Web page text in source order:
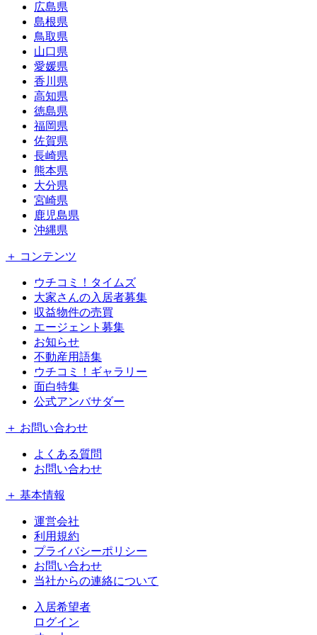
広島県
島根県
鳥取県
山口県
愛媛県
香川県
高知県
徳島県
福岡県
佐賀県
長崎県
熊本県
大分県
宮崎県
鹿児島県
沖縄県
＋ コンテンツ
ウチコミ！タイムズ
大家さんの入居者募集
収益物件の売買
エージェント募集
お知らせ
不動産用語集
ウチコミ！ギャラリー
面白特集
公式アンバサダー
＋ お問い合わせ
よくある質問
お問い合わせ
＋ 基本情報
運営会社
利用規約
プライバシーポリシー
お問い合わせ
当社からの連絡について
入居希望者
ログイン